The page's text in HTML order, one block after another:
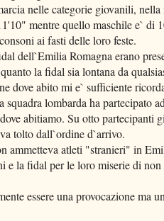
nelle categorie giovanili,
mentre quello maschile e` di
ai fasti delle loro feste.
dell`Emilia Romagna erano
la fidal sia lontana da
dove abito mi e` sufficiente
squadra lombarda ha partecipato
abitiamo. Su otto partecipanti
tolto dall`ordine d`arrivo.
ammetteva atleti "stranieri" in
e la fidal per le loro miserie di
essere una provocazione ma